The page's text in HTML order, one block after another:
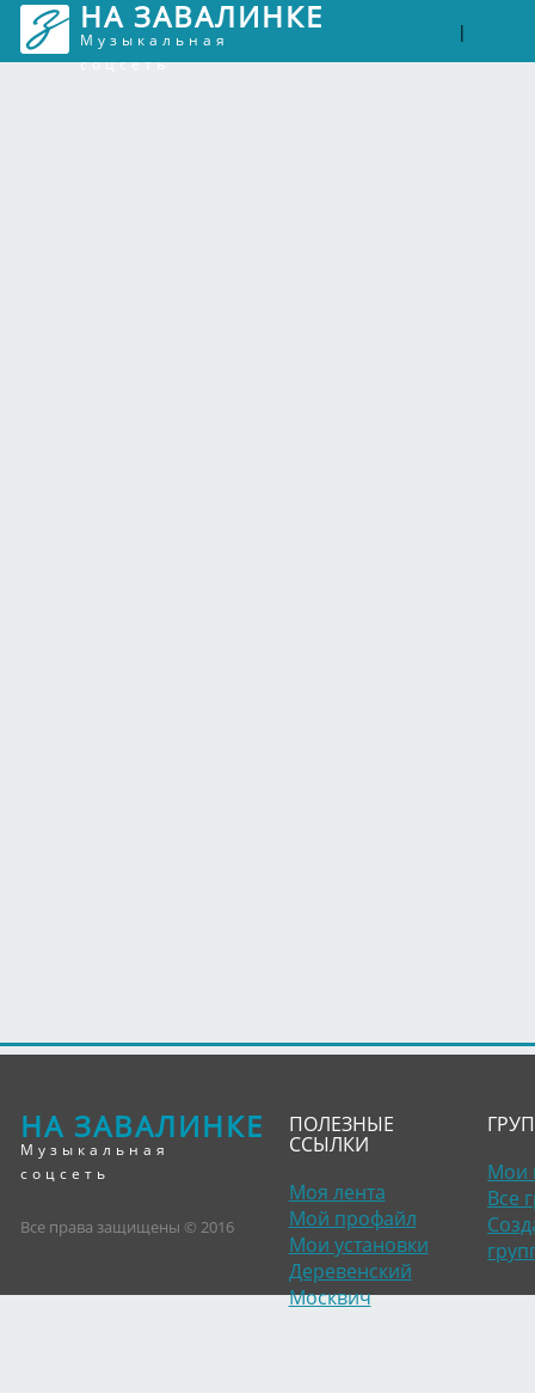
НА ЗАВАЛИНКЕ
Музыкальная
соцсеть
|
НА ЗАВАЛИНКЕ
Музыкальная
соцсеть
Все права защищены © 2016
ПОЛЕЗНЫЕ
ССЫЛКИ
Моя лента
Мой профайл
Мои установки
Деревенский
Москвич
Мои
Все